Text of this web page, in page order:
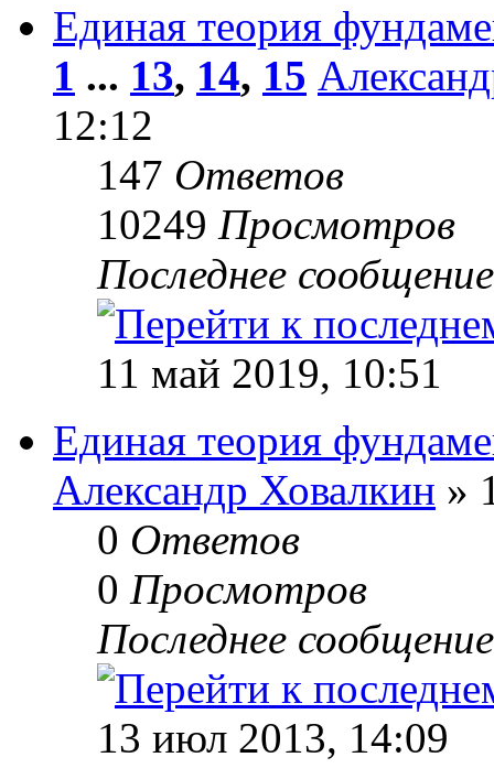
Единая теория
1 ... 13, 14, 15
12:12
147 Ответов
10249 Просмотров
Последнее
11 май 2019, 10:51
Единая теория
Александр Ховалкин »
0 Ответов
0 Просмотров
Последнее
13 июл 2013, 14:09